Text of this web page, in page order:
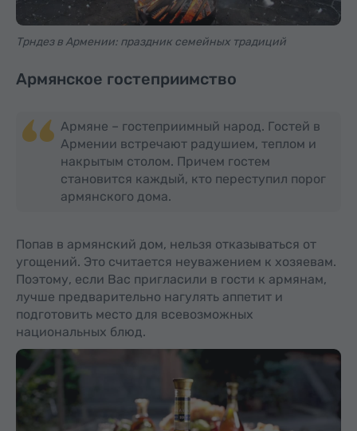
Трндез в Армении: праздник семейных традиций
Армянское гостеприимство
Армяне – гостеприимный народ. Гостей в
Армении встречают радушием, теплом и
накрытым столом. Причем гостем
становится каждый, кто переступил порог
армянского дома.
Попав в армянский дом, нельзя отказываться от
угощений. Это считается неуважением к хозяевам.
Поэтому, если Вас пригласили в гости к армянам,
лучше предварительно нагулять аппетит и
подготовить место для всевозможных
национальных блюд.